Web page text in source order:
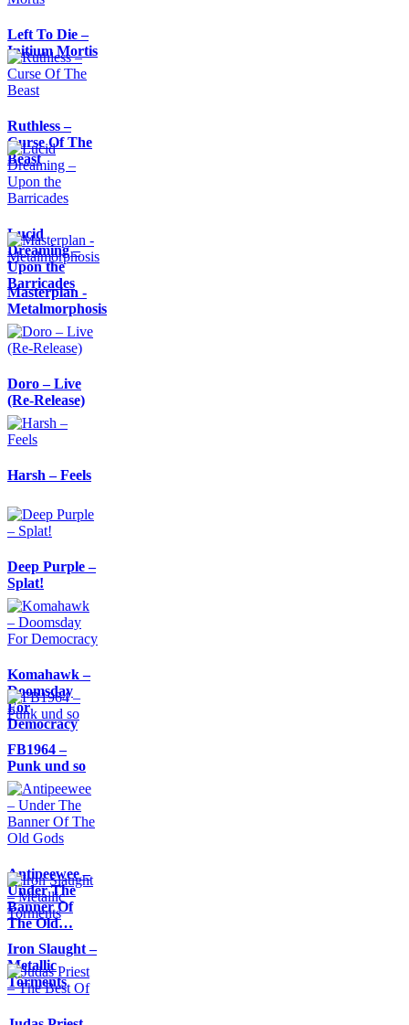
Left To Die –
Initium Mortis
Ruthless –
Curse Of The
Beast
Lucid
Dreaming –
Upon the
Barricades
Masterplan -
Metalmorphosis
Doro – Live
(Re-Release)
Harsh – Feels
Deep Purple –
Splat!
Komahawk –
Doomsday
For
Democracy
FB1964 –
Punk und so
Antipeewee –
Under The
Banner Of
The Old…
Iron Slaught –
Metallic
Torments